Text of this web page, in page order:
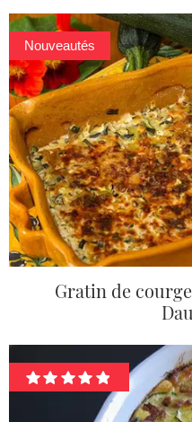
Nouveautés
Gratin de